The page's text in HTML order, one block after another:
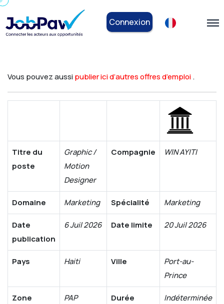
Connexion
Vous pouvez aussipublier ici d’autres offres d’emploi.
Titre du
poste
Graphic /
Motion
Designer
Compagnie WIN AYITI
Domaine Marketing Spécialité Marketing
Date
publication
6 Juil 2026 Date limite 20 Juil 2026
Pays Haiti Ville
Port-au-
Prince
Zone PAP Durée Indéterminée